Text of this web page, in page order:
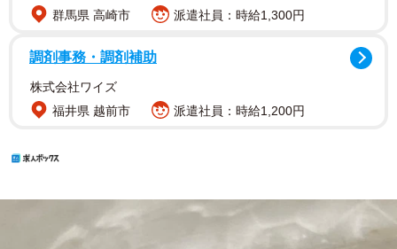
群馬県 高崎市
派遣社員：時給1,300円
調剤事務・調剤補助
株式会社ワイズ
福井県 越前市
派遣社員：時給1,200円